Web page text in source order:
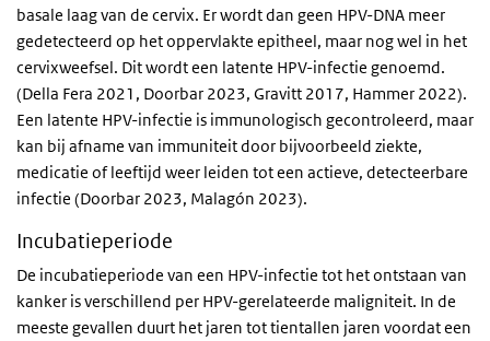
basale laag van de cervix. Er wordt dan geen HPV-DNA meer
gedetecteerd op het oppervlakte epitheel, maar nog wel in het
cervixweefsel. Dit wordt een latente HPV-infectie genoemd.
(Della Fera 2021, Doorbar 2023, Gravitt 2017, Hammer 2022).
Een latente HPV-infectie is immunologisch gecontroleerd, maar
kan bij afname van immuniteit door bijvoorbeeld ziekte,
medicatie of leeftijd weer leiden tot een actieve, detecteerbare
infectie (Doorbar 2023, Malagón 2023).
Incubatieperiode
De incubatieperiode van een HPV-infectie tot het ontstaan van
kanker is verschillend per HPV-gerelateerde maligniteit. In de
meeste gevallen duurt het jaren tot tientallen jaren voordat een